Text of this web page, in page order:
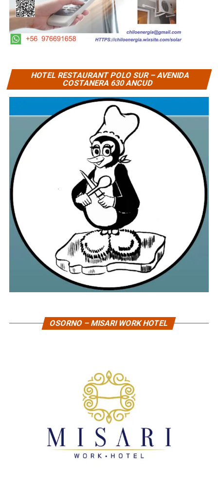
HOTEL RESTAURANT POLO SUR – AVENIDA
COSTANERA 630 ANCUD
OSORNO – MISARI WORK HOTEL